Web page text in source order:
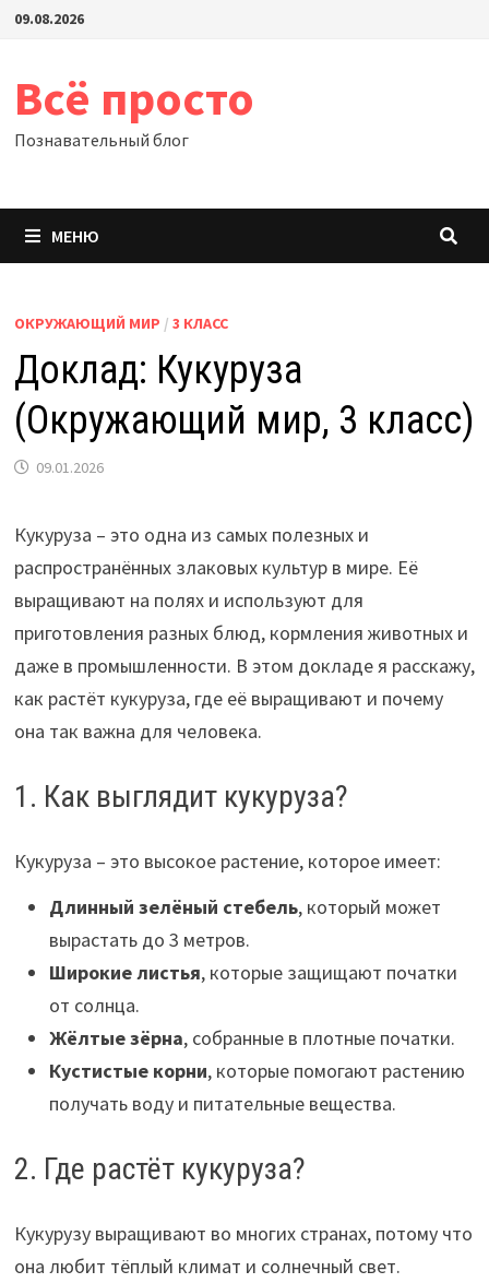
Перейти
09.08.2026
Всё просто
Познавательный блог
МЕНЮ
ОКРУЖАЮЩИЙ МИР / 3 КЛАСС
Доклад: Кукуруза
(Окружающий мир, 3 класс)
09.01.2026
Кукуруза – это одна из самых полезных и
распространённых злаковых культур в мире. Её
выращивают на полях и используют для
приготовления разных блюд, кормления животных и
даже в промышленности. В этом докладе я расскажу,
как растёт кукуруза, где её выращивают и почему
она так важна для человека.
1. Как выглядит кукуруза?
Кукуруза – это высокое растение, которое имеет:
Длинный зелёный стебель, который может
вырастать до 3 метров.
Широкие листья, которые защищают початки
от солнца.
Жёлтые зёрна, собранные в плотные початки.
Кустистые корни, которые помогают растению
получать воду и питательные вещества.
2. Где растёт кукуруза?
Кукурузу выращивают во многих странах, потому что
она любит тёплый климат и солнечный свет.